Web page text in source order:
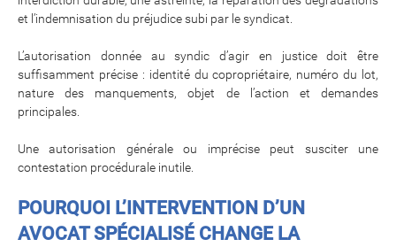
et l’indemnisation du préjudice subi par le syndicat.
L’autorisation donnée au syndic d’agir en justice doit être
suffisamment précise : identité du copropriétaire, numéro du lot,
nature des manquements, objet de l’action et demandes
principales.
Une autorisation générale ou imprécise peut susciter une
contestation procédurale inutile.
POURQUOI L’INTERVENTION D’UN
AVOCAT SPÉCIALISÉ CHANGE LA